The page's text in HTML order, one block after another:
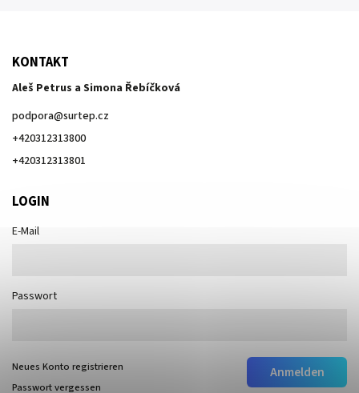
KONTAKT
Aleš Petrus a Simona Řebíčková
podpora@surtep.cz
+420312313800
+420312313801
LOGIN
E-Mail
Passwort
Anmelden
Neues Konto registrieren
Passwort vergessen